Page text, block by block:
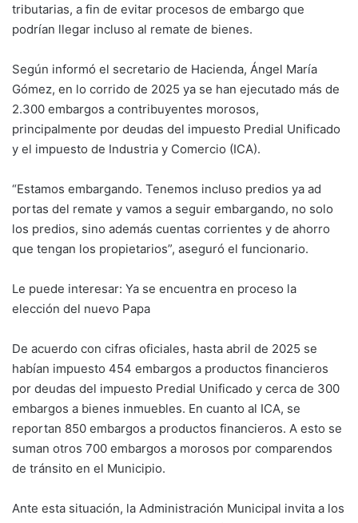
tributarias, a fin de evitar procesos de embargo que
podrían llegar incluso al remate de bienes.
Según informó el secretario de Hacienda, Ángel María
Gómez, en lo corrido de 2025 ya se han ejecutado más de
2.300 embargos a contribuyentes morosos,
principalmente por deudas del impuesto Predial Unificado
y el impuesto de Industria y Comercio (ICA).
“Estamos embargando. Tenemos incluso predios ya ad
portas del remate y vamos a seguir embargando, no solo
los predios, sino además cuentas corrientes y de ahorro
que tengan los propietarios”, aseguró el funcionario.
Le puede interesar: Ya se encuentra en proceso la
elección del nuevo Papa
De acuerdo con cifras oficiales, hasta abril de 2025 se
habían impuesto 454 embargos a productos financieros
por deudas del impuesto Predial Unificado y cerca de 300
embargos a bienes inmuebles. En cuanto al ICA, se
reportan 850 embargos a productos financieros. A esto se
suman otros 700 embargos a morosos por comparendos
de tránsito en el Municipio.
Ante esta situación, la Administración Municipal invita a los